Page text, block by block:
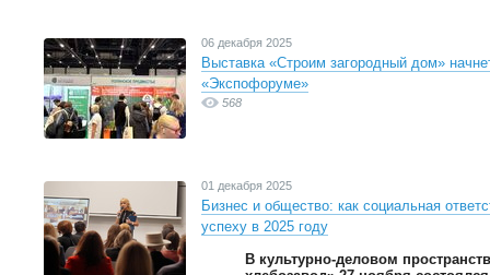
06 декабря 2025
Выставка «Строим загородный дом»
«Экспофоруме»
568
01 декабря 2025
Бизнес и общество: как социальная
успеху в 2025 году
В культурно-деловом